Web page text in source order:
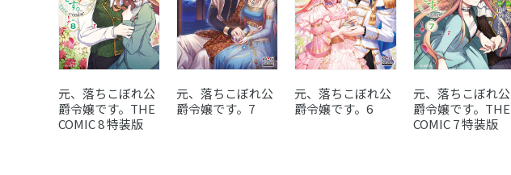
元、落ちこぼれ公
爵令嬢です。THE
COMIC 8 特装版
元、落ちこぼれ公
爵令嬢です。7
元、落ちこぼれ公
爵令嬢です。6
元、落ちこぼれ公
爵令嬢です。THE
COMIC 7 特装版